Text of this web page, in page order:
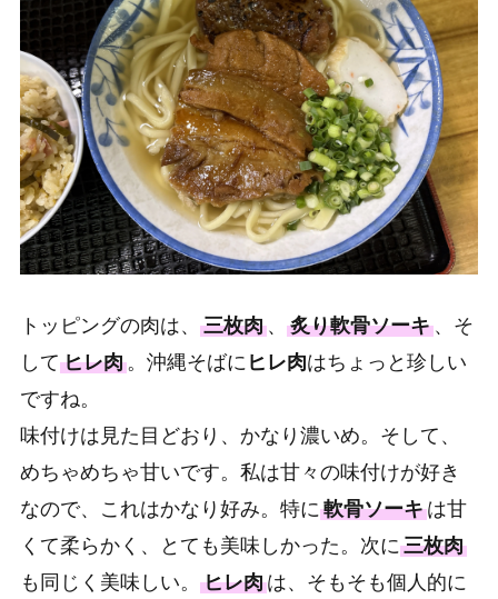
トッピングの肉は、 三枚肉、 炙り軟骨ソーキ、そ
して ヒレ肉。沖縄そばに ヒレ肉はちょっと珍しい
ですね。
味付けは見た目どおり、かなり濃いめ。そして、
めちゃめちゃ甘いです。私は甘々の味付けが好き
なので、これはかなり好み。特に軟骨ソーキは甘
くて柔らかく、とても美味しかった。次に三枚肉
も同じく美味しい。
ヒレ肉は、そもそも個人的に